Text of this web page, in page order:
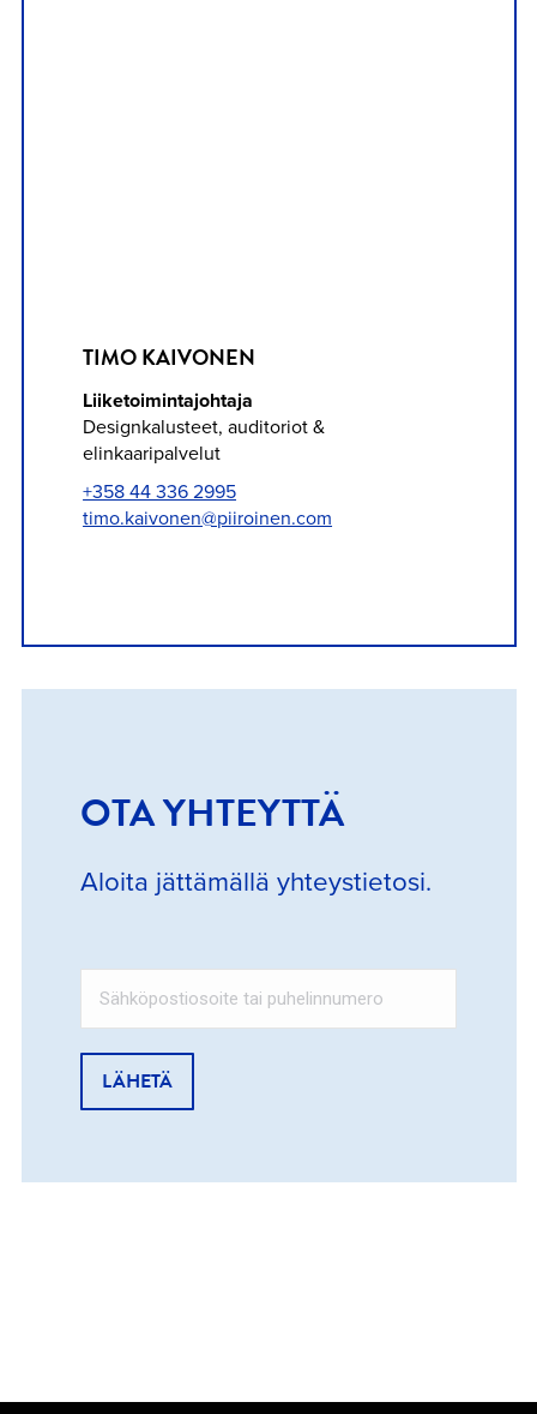
TIMO KAIVONEN
Liiketoimintajohtaja
Designkalusteet, auditoriot &
elinkaaripalvelut
+358 44 336 2995
timo.kaivonen@piiroinen.com
OTA YHTEYTTÄ
Aloita jättämällä yhteystietosi.